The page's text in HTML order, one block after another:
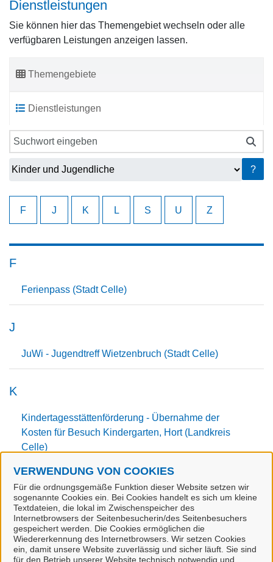
VERWENDUNG VON COOKIES
Für die ordnungsgemäße Funktion dieser Website setzen wir
sogenannte Cookies ein. Bei Cookies handelt es sich um kleine
Textdateien, die lokal im Zwischenspeicher des
Internetbrowsers der Seitenbesucherin/des Seitenbesuchers
gespeichert werden. Die Cookies ermöglichen die
Wiedererkennung des Internetbrowsers. Wir setzen Cookies
ein, damit unsere Website zuverlässig und sicher läuft. Sie sind
für den Betrieb unserer Website technisch notwendig und
Dienstleistungen
Sie können hier das Themengebiet wechseln oder alle
verfügbaren Leistungen anzeigen lassen.
Themengebiete
Dienstleistungen
Sie können hier das Themengebiet wechseln oder alle ?
F J K L S U Z
F
Ferienpass (Stadt Celle)
J
JuWi - Jugendtreff Wietzenbruch (Stadt Celle)
K
Kindertagesstättenförderung - Übernahme der
Kosten für Besuch Kindergarten, Hort (Landkreis
Celle)
L
Leseausweis für die Stadtbibliothek Celle
beantragen oder verlängern (Stadt Celle)